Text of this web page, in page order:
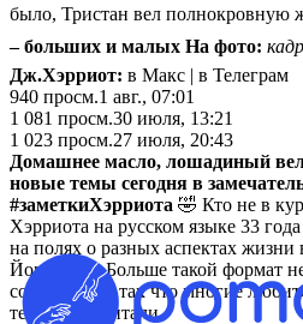
было, Тристан вел полнокровную
– больших и малых На фото:
Дж.Хэрриот: в Макс | в Телеграм
940 просм.1 авг., 07:01
1 081 просм.30 июля, 13:21
1 023 просм.27 июля, 20:43
Домашнее масло, лошадиный
новые темы сегодня в
#заметкиХэрриота 🤣 Кто не в
Хэрриота на русском языке 33
на полях о разных аспектах жизни
Йоркшира. Больше такой формат
сожалению - так что многие
текстов не читали.